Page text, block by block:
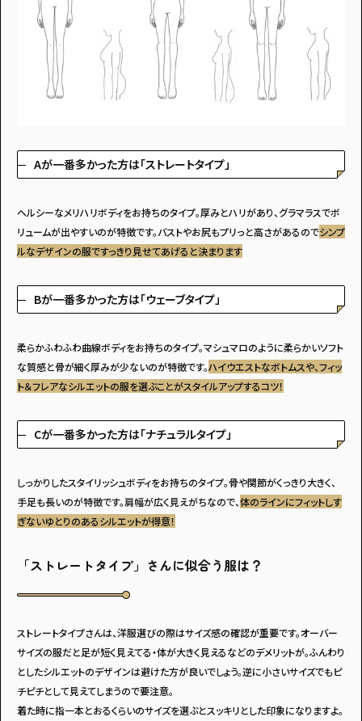
Aが一番多かった方は「ストレートタイプ」
ヘルシーなメリハリボディをお持ちのタイプ。厚みとハリがあり、グラマラスでボ
リュームが出やすいのが特徴です。バストやお尻もプリっと高さがあるのでシンプ
ルなデザインの服ですっきり見せてあげると決まります
Bが一番多かった方は「ウェーブタイプ」
柔らかふわふわ曲線ボディをお持ちのタイプ。マシュマロのように柔らかいソフト
な質感と骨が細く厚みが少ないのが特徴です。ハイウエストなボトムスや、フィッ
ト＆フレアなシルエットの服を選ぶことがスタイルアップするコツ！
Cが一番多かった方は「ナチュラルタイプ」
しっかりしたスタイリッシュボディをお持ちのタイプ。骨や関節がくっきり大きく、
手足も長いのが特徴です。肩幅が広く見えがちなので、体のラインにフィットしす
ぎないゆとりのあるシルエットが得意！
「ストレートタイプ」さんに似合う服は？
ストレートタイプさんは、洋服選びの際はサイズ感の確認が重要です。オーバー
サイズの服だと足が短く見えてる・体が大きく見えるなどのデメリットが。ふんわり
としたシルエットのデザインは避けた方が良いでしょう。逆に小さいサイズでもピ
チピチとして見えてしまうので要注意。
着た時に指一本とおるくらいのサイズを選ぶとスッキリとした印象になりますよ。